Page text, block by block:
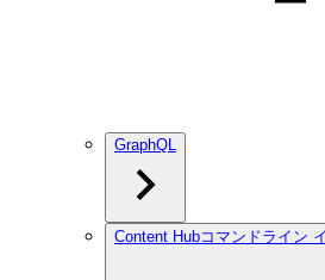
GraphQL
Content Hubコマンドライン